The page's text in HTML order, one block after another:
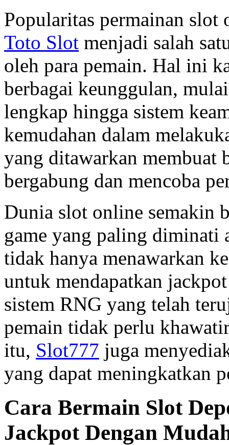
Popularitas permainan slot
Toto Slot menjadi salah
oleh para pemain. Hal ini
berbagai keunggulan,
lengkap hingga sistem
kemudahan dalam
yang ditawarkan membuat
bergabung dan mencoba
Dunia slot online semakin
game yang paling diminati
tidak hanya menawarkan
untuk mendapatkan
sistem RNG yang telah
pemain tidak perlu
itu, Slot777 juga
yang dapat meningkatkan
Cara Bermain Slot
Jackpot Dengan